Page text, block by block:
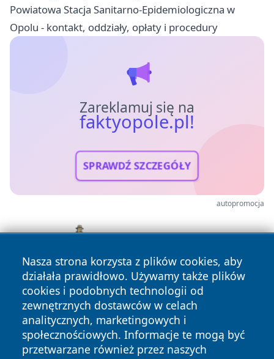
Powiatowa Stacja Sanitarno-Epidemiologiczna w
Opolu - kontakt, oddziały, opłaty i procedury
Zareklamuj się na
faktyopole.pl!
SPRAWDŹ SZCZEGÓŁY
autopromocja
Nasza strona korzysta z plików cookies, aby
działała prawidłowo. Używamy także plików
cookies i podobnych technologii od
zewnętrznych dostawców w celach
analitycznych, marketingowych i
społecznościowych. Informacje te mogą być
przetwarzane również przez naszych